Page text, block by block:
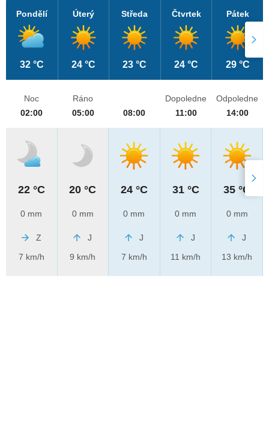
Pondělí
32 °C
Úterý
24 °C
Středa
23 °C
Čtvrtek
24 °C
Pátek
29 °C
Noc
02:00
22 °C
0 mm
Z
7 km/h
Ráno
05:00
20 °C
0 mm
J
9 km/h
08:00
24 °C
0 mm
J
7 km/h
Dopoledne
11:00
31 °C
0 mm
J
11 km/h
Odpoledne
14:00
35 °C
0 mm
J
13 km/h